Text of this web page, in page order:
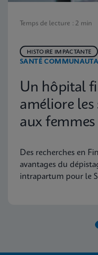
Temps de lecture : 2 min
SANTÉ
HISTOIRE IMPACTANTE
Un hôpital
améliore
aux femmes
SGB par
Des recherches en
avantages du
intrapartum pour le